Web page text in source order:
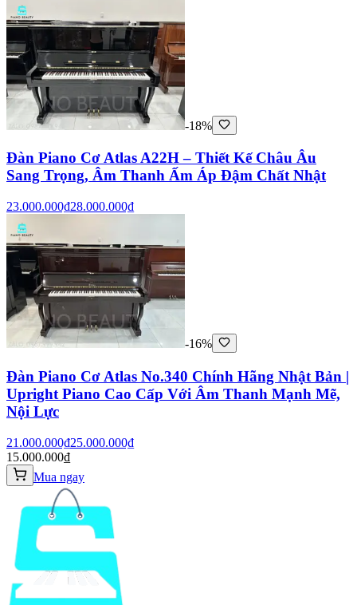
-18%
Đàn Piano Cơ Atlas A22H – Thiết Kế Châu Âu
Sang Trọng, Âm Thanh Ấm Áp Đậm Chất Nhật
23.000.000₫28.000.000₫
-16%
Đàn Piano Cơ Atlas No.340 Chính Hãng Nhật Bản |
Upright Piano Cao Cấp Với Âm Thanh Mạnh Mẽ,
Nội Lực
21.000.000₫25.000.000₫
15.000.000₫
Mua ngay